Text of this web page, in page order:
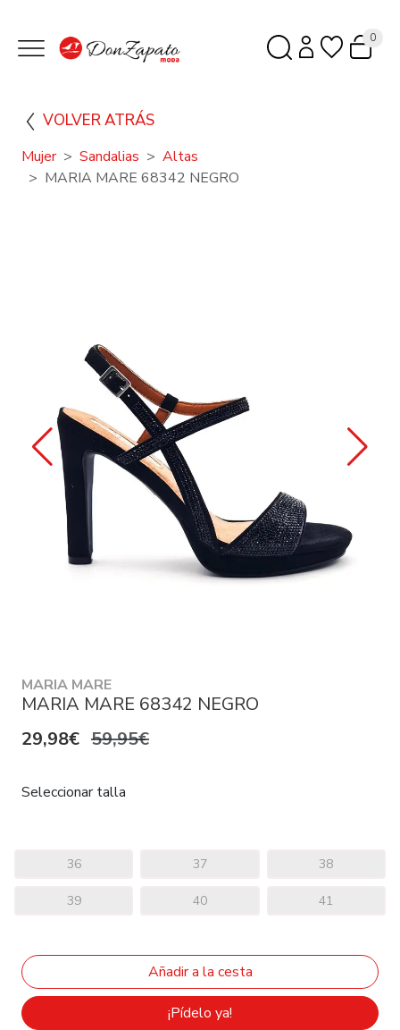
0
VOLVER ATRÁS
Mujer Sandalias
Altas
MARIA MARE 68342 NEGRO
MARIA MARE
MARIA MARE 68342 NEGRO
29,98€ 59,95€
Seleccionar talla
36 37 38
39 40 41
¡Pídelo ya!